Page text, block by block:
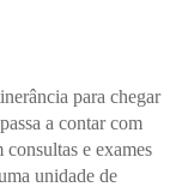
para chegar
a contar com
e exames
unidade de